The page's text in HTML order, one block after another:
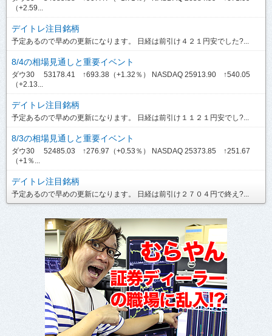
（+2.59...
デイトレ注目銘柄
予定あるので早めの更新になります。 日経は前引け４２１円安でした?...
8/4の相場見通しと重要イベント
ダウ30 53178.41 ↑693.38（+1.32％） NASDAQ 25913.90 ↑540.05
（+2.13...
デイトレ注目銘柄
予定あるので早めの更新になります。 日経は前引け１１２１円安でし?...
8/3の相場見通しと重要イベント
ダウ30 52485.03 ↑276.97（+0.53％） NASDAQ 25373.85 ↑251.67
（+1％...
デイトレ注目銘柄
予定あるので早めの更新になります。 日経は前引け２７０４円で終え?...